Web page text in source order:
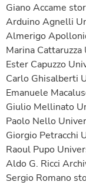
Giano Accame
Arduino Agnelli
Almerigo
Marina
Ester Capuzzo
Carlo Ghisalberti
Emanuele
Giulio Mellinato
Paolo Nello
Giorgio Petracchi
Raoul Pupo
Aldo G. Ricci
Sergio Romano